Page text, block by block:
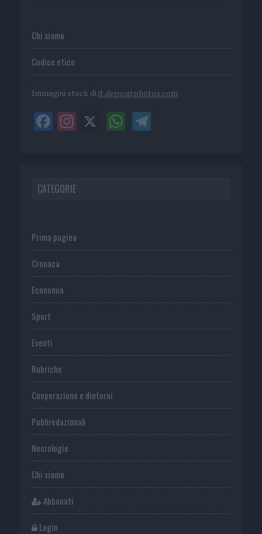
Chi siamo
Codice etico
Immagini stock di it.depositphotos.com
CATEGORIE
Prima pagina
Cronaca
Economia
Sport
Eventi
Rubriche
Cooperazione e dintorni
Publiredazionali
Necrologie
Chi siamo
Abbonati
Login